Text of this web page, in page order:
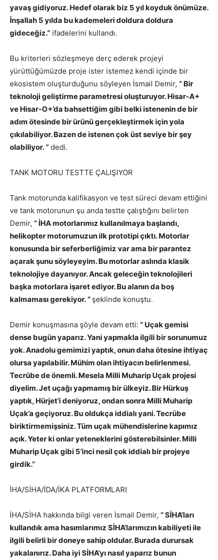
yavaş gidiyoruz. Hedef olarak biz 5 yıl koyduk önümüze.
İnşallah 5 yılda bu kademeleri doldura doldura
gideceğiz.” ifadelerini kullandı.
Bu kriterleri sözleşmeye derç ederek projeyi
yürüttüğümüzde proje ister istemez kendi içinde bir
ekosistem oluşturduğunu söyleyen İsmail Demir, ” Bir
teknoloji geliştirme parametresi oluşturuyor. Hisar-A+
ve Hisar-O+’da bahsettiğim gibi belki istenenin de bir
adım ötesinde bir ürünü gerçekleştirmek için yola
çıkılabiliyor. Bazen de istenen çok üst seviye bir şey
olabiliyor. “ dedi.
TANK MOTORU TESTTE ÇALIŞIYOR
Tank motorunda kalifikasyon ve test süreci devam ettiğini
ve tank motorunun şu anda testte çalıştığını belirten
Demir, ” İHA motorlarımız kullanılmaya başlandı,
helikopter motorumuzun ilk prototipi çıktı. Motorlar
konusunda bir seferberliğimiz var ama bir parantez
açarak şunu söyleyeyim. Bu motorlar aslında klasik
teknolojiye dayanıyor. Ancak geleceğin teknolojileri
başka motorlara işaret ediyor. Bu alanın da boş
kalmaması gerekiyor. ” şeklinde konuştu.
Demir konuşmasına şöyle devam etti: ” Uçak gemisi
dense bugün yaparız. Yani yapmakla ilgili bir sorunumuz
yok. Anadolu gemimizi yaptık, onun daha ötesine ihtiyaç
olursa yapılabilir. Mühim olan ihtiyacın belirlenmesi.
Tecrübe de önemli. Mesela Milli Muharip Uçak projesi
diyelim. Jet uçağı yapmamış bir ülkeyiz. Bir Hürkuş
yaptık, Hürjet’i deniyoruz, ondan sonra Milli Muharip
Uçak’a geçiyoruz. Bu oldukça iddialı yani. Tecrübe
biriktirmemişsiniz. Tüm uçak mühendislerine kapımız
açık. Yeter ki onlar yeteneklerini gösterebilsinler. Milli
Muharip Uçak gibi 5’inci nesil çok iddialı bir projeye
girdik.”
İHA/SİHA/İDA/İKA PLATFORMLARI
İHA/SİHA hakkında bilgi veren İsmail Demir, ” SİHA’ları
kullandık ama hasımlarımız SİHA’larımızın kabiliyeti ile
ilgili belirli bir doneye sahip oldular. Burada durursak
yakalanırız. Daha iyi SİHA’yı nasıl yaparız bunun